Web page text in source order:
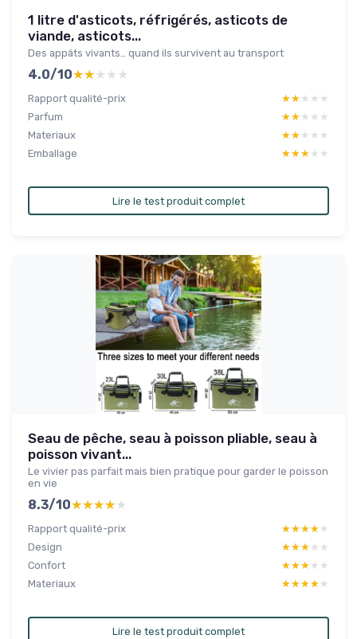
1 litre d'asticots, réfrigérés, asticots de
viande, asticots...
Des appâts vivants… quand ils survivent au transport
4.0/10★★★★★
★★★★★
Rapport qualité-prix ★★★★★
★★★★★
Parfum
★★★★★
★★★★★
Materiaux
★★★★★
★★★★★
Emballage
★★★★★
★★★★★
Lire le test produit complet
Seau de pêche, seau à poisson pliable, seau à
poisson vivant...
Le vivier pas parfait mais bien pratique pour garder le poisson
en vie
8.3/10★★★★★
★★★★★
Rapport qualité-prix ★★★★★
★★★★★
Design
★★★★★
★★★★★
Confort
★★★★★
★★★★★
Materiaux
★★★★★
★★★★★
Lire le test produit complet